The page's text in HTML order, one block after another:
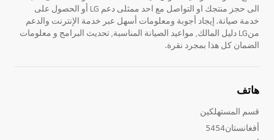
الى حجز منتجك او التواصل مع احد ممثلى دعم LG أو الحصول على
خدمة صيانة. إيجاد أجوبة ومعلومات أسهل عبر خدمة الإنترنت والدعم
منLG دليل المالك, مواعيد الصيانة المناسبة, تحديث البرامج و معلومات
الضمان كل هذا بمجرد نقرة.
هاتف
قسم المستهلكين
أفغانستان5454